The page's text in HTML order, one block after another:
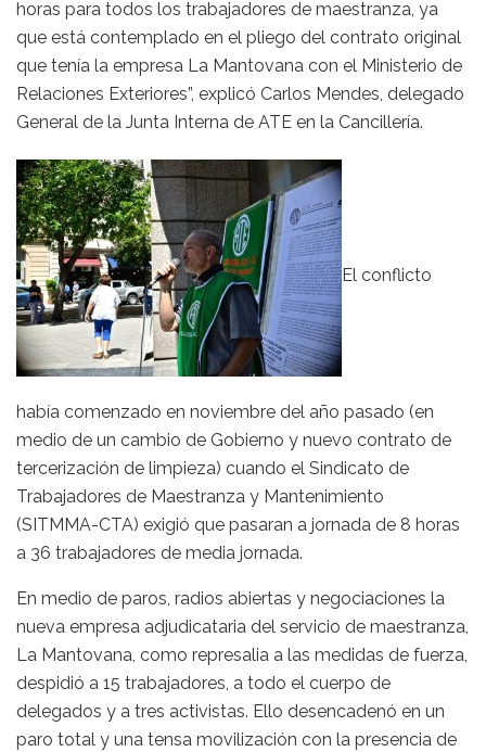
horas para todos los trabajadores de maestranza, ya
que está contemplado en el pliego del contrato original
que tenía la empresa La Mantovana con el Ministerio de
Relaciones Exteriores”, explicó Carlos Mendes, delegado
General de la Junta Interna de ATE en la Cancillería.
El conflicto
había comenzado en noviembre del año pasado (en
medio de un cambio de Gobierno y nuevo contrato de
tercerización de limpieza) cuando el Sindicato de
Trabajadores de Maestranza y Mantenimiento
(SITMMA-CTA) exigió que pasaran a jornada de 8 horas
a 36 trabajadores de media jornada.
En medio de paros, radios abiertas y negociaciones la
nueva empresa adjudicataria del servicio de maestranza,
La Mantovana, como represalia a las medidas de fuerza,
despidió a 15 trabajadores, a todo el cuerpo de
delegados y a tres activistas. Ello desencadenó en un
paro total y una tensa movilización con la presencia de